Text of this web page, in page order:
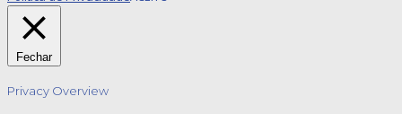
Fechar
Privacy Overview